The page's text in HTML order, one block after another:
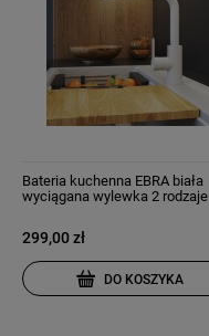
Bateria kuchenna EBRA biała
wyciągana wylewka 2 rodzaje
299,00 zł
DO KOSZYKA